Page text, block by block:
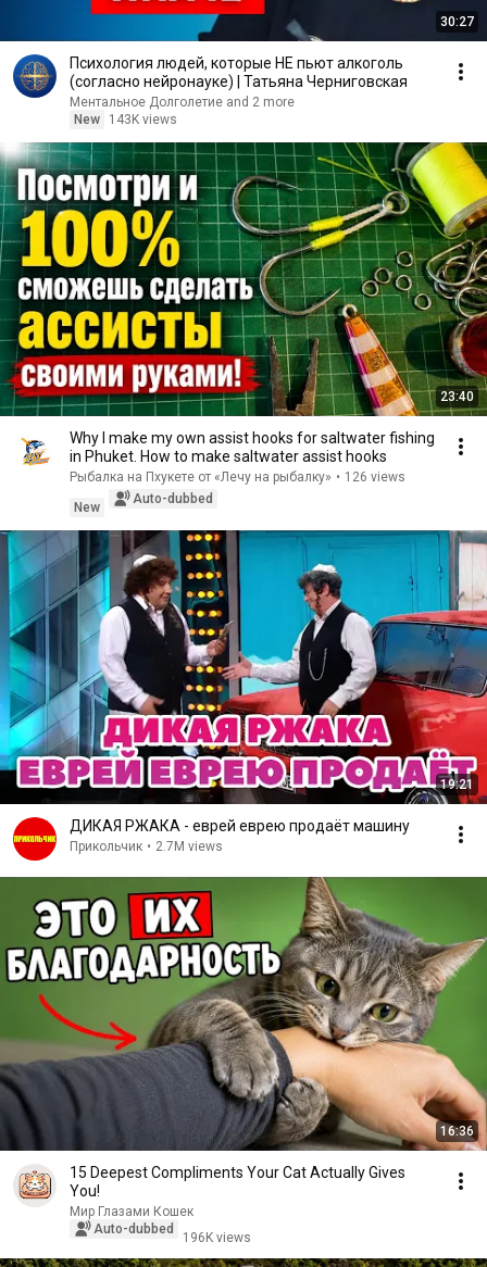
30:27
Психология людей, которые НЕ пьют алкоголь
(согласно нейронауке) | Татьяна Черниговская
Ментальное Долголетие and 2 more
New
143K views
23:40
Why I make my own assist hooks for saltwater fishing
in Phuket. How to make saltwater assist hooks
Рыбалка на Пхукете от «Лечу на рыбалку» • 126 views
New
Auto-dubbed
19:21
ДИКАЯ РЖАКА - еврей еврею продаёт машину
Прикольчик • 2.7M views
16:36
15 Deepest Compliments Your Cat Actually Gives
You!
Мир Глазами Кошек
Auto-dubbed
196K views